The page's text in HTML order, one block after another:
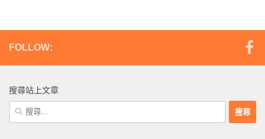
FOLLOW:
搜尋站上文章
搜
尋